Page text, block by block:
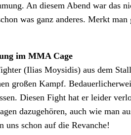
An diesem Abend war das
was ganz anderes. Merkt
im MMA Cage
(Ilias Moysidis) aus dem
großen Kampf.
Diesen Fight hat er leider
dazugehören, auch wie man
uns schon auf die Revanche!